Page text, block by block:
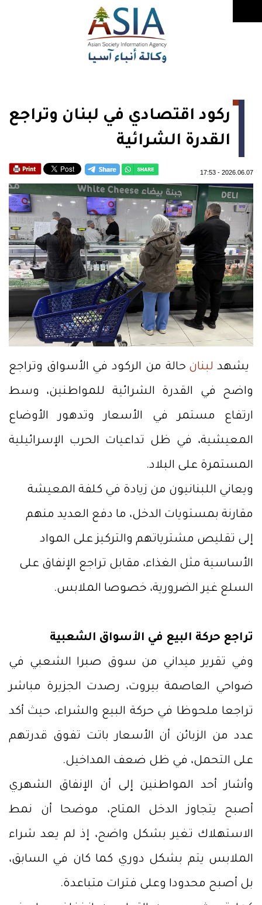
ركود اقتصادي في لبنان وتراجع
القدرة الشرائية
2026.06.07
-
17:53
يشهدلبنان حالة من الركود في الأسواق وتراجع
واضح في القدرة الشرائية للمواطنين، وسط
ارتفاع مستمر في الأسعار وتدهور الأوضاع
المعيشية، في ظل تداعيات الحرب الإسرائيلية
المستمرة على البلاد.
ويعاني اللبنانيون من زيادة في كلفة المعيشة
مقارنة بمستويات الدخل، ما دفع العديد منهم
إلى تقليص مشترياتهم والتركيز على المواد
الأساسية مثل الغذاء، مقابل تراجع الإنفاق على
السلع غير الضرورية، خصوصا الملابس.
تراجع حركة البيع في الأسواق الشعبية
وفي تقرير ميداني من سوق صبرا الشعبي في
ضواحي العاصمة بيروت، رصدت الجزيرة مباشر
تراجعا ملحوظا في حركة البيع والشراء، حيث أكد
عدد من الزبائن أن الأسعار باتت تفوق قدرتهم
على التحمل، في ظل ضعف المداخيل.
وأشار أحد المواطنين إلى أن الإنفاق الشهري
أصبح يتجاوز الدخل المتاح، موضحا أن نمط
الاستهلاك تغير بشكل واضح، إذ لم يعد شراء
الملابس يتم بشكل دوري كما كان في السابق،
بل أصبح محدودا وعلى فترات متباعدة.